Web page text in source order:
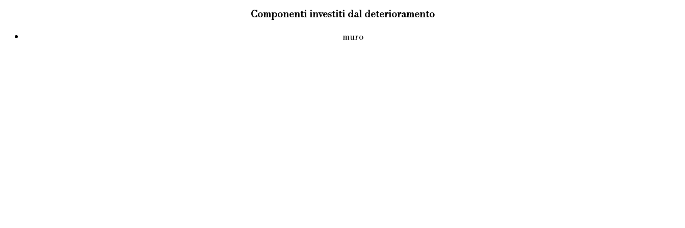
Componenti investiti dal deterioramento
muro